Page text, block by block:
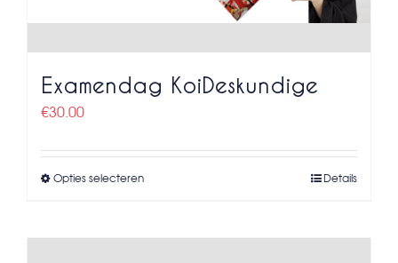
Examendag KoiDeskundige
€30.00
Opties selecterenDit
Details